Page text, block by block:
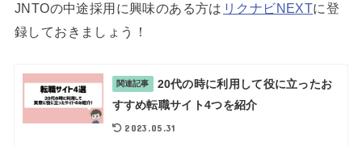
JNTOの中途採用に興味のある方は リクナビNEXTに登
録しておきましょう！
関連記事
20代の時に利用して役に立ったお
すすめ転職サイト4つを紹介
2023.05.31